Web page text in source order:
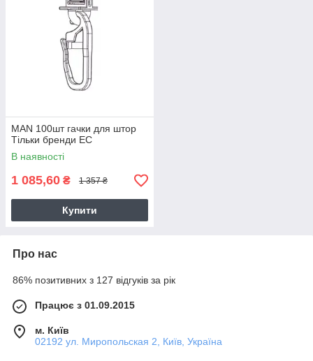
MAN 100шт гачки для штор
Тільки бренди ЕС
В наявності
1 085,60 ₴ 1 357 ₴
Купити
Про нас
86% позитивних з 127 відгуків за рік
Працює з 01.09.2015
м. Київ
02192 ул. Миропольская 2, Київ, Україна